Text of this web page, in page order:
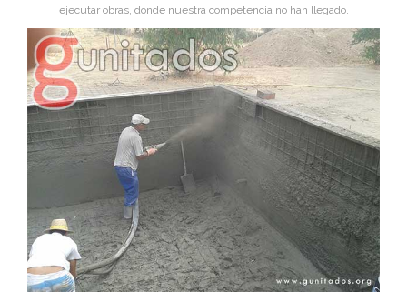
ejecutar obras, donde nuestra competencia no han llegado.